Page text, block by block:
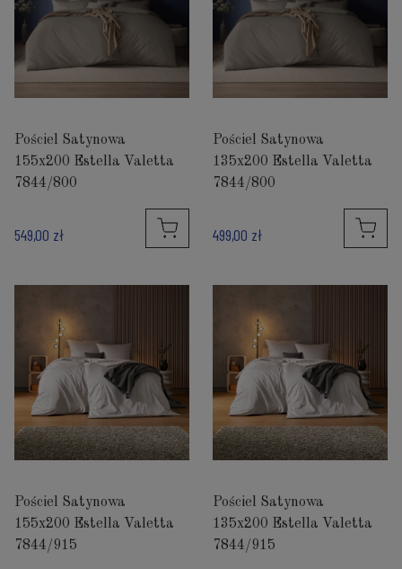
Pościel Satynowa
155x200 Estella Valetta
7844/800
549,00 zł
Pościel Satynowa
135x200 Estella Valetta
7844/800
499,00 zł
Pościel Satynowa
155x200 Estella Valetta
7844/915
Pościel Satynowa
135x200 Estella Valetta
7844/915